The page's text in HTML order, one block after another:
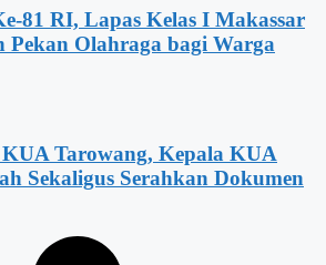
81 RI, Lapas Kelas I Makassar
Pekan Olahraga bagi Warga
Tarowang, Kepala KUA
Sekaligus Serahkan Dokumen